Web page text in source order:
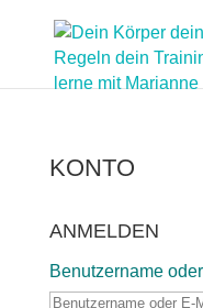
KONTO
ANMELDEN
Benutzername